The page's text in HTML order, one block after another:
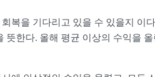
복을 기다리고 있을 수 있을지 이
뜻한다. 올해 평균 이상의 수익을